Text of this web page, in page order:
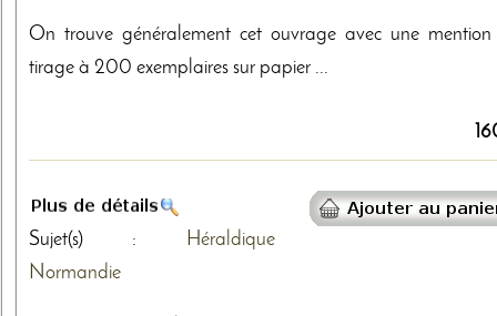
On trouve généralement cet ouvrage avec une
tirage à 200 exemplaires sur papier ...
Sujet(s) :
Héraldique
Normandie